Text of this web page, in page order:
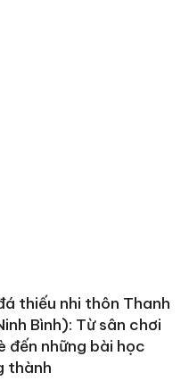
thiếu nhi thôn Thanh
Bình): Từ sân chơi
đến những bài học
thành